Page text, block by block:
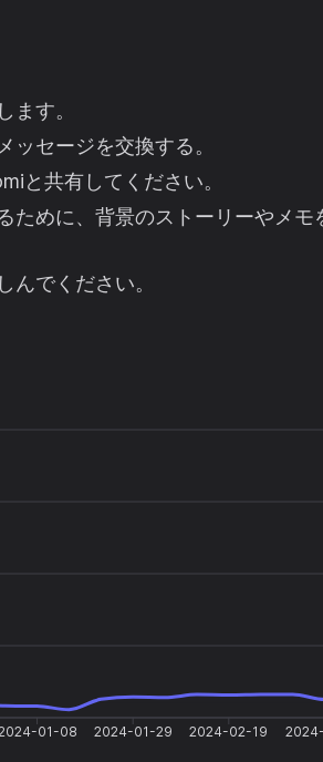
ます。
ッセージを交換する。
と共有してください。
ために、背景のストーリーやメモ
んでください。
01-08 2024-01-29 2024-02-19